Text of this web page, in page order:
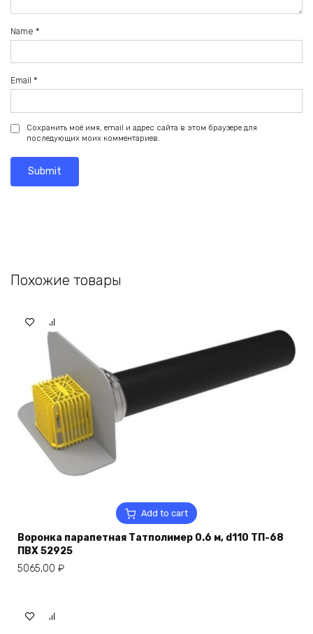
Name *
Email *
Сохранить моё имя, email и адрес сайта в этом браузере для
последующих моих комментариев.
Похожие товары
Add to cart
Воронка парапетная Татполимер 0.6 м, d110 ТП-68
ПВХ 52925
5065,00 ₽